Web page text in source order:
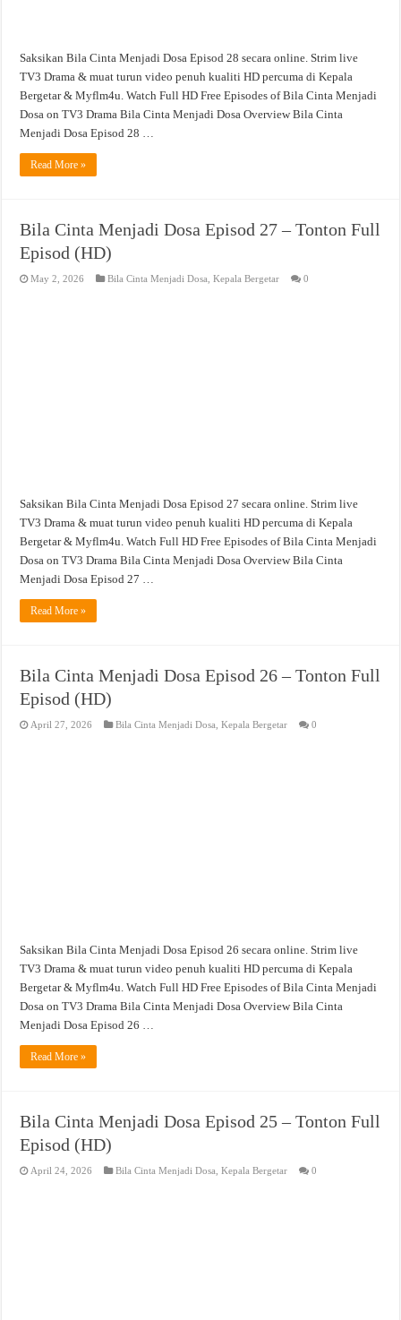
Saksikan Bila Cinta Menjadi Dosa Episod 28 secara online. Strim live
TV3 Drama & muat turun video penuh kualiti HD percuma di Kepala
Bergetar & Myflm4u. Watch Full HD Free Episodes of Bila Cinta Menjadi
Dosa on TV3 Drama Bila Cinta Menjadi Dosa Overview Bila Cinta
Menjadi Dosa Episod 28 …
Read More »
Bila Cinta Menjadi Dosa Episod 27 – Tonton Full
Episod (HD)
May 2, 2026 Bila Cinta Menjadi Dosa ,Kepala Bergetar 0
Saksikan Bila Cinta Menjadi Dosa Episod 27 secara online. Strim live
TV3 Drama & muat turun video penuh kualiti HD percuma di Kepala
Bergetar & Myflm4u. Watch Full HD Free Episodes of Bila Cinta Menjadi
Dosa on TV3 Drama Bila Cinta Menjadi Dosa Overview Bila Cinta
Menjadi Dosa Episod 27 …
Read More »
Bila Cinta Menjadi Dosa Episod 26 – Tonton Full
Episod (HD)
April 27, 2026 Bila Cinta Menjadi Dosa ,Kepala Bergetar 0
Saksikan Bila Cinta Menjadi Dosa Episod 26 secara online. Strim live
TV3 Drama & muat turun video penuh kualiti HD percuma di Kepala
Bergetar & Myflm4u. Watch Full HD Free Episodes of Bila Cinta Menjadi
Dosa on TV3 Drama Bila Cinta Menjadi Dosa Overview Bila Cinta
Menjadi Dosa Episod 26 …
Read More »
Bila Cinta Menjadi Dosa Episod 25 – Tonton Full
Episod (HD)
April 24, 2026 Bila Cinta Menjadi Dosa ,Kepala Bergetar 0